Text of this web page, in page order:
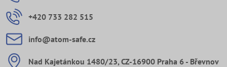
+420 733 282 515
info​@atom-safe​.cz
Nad Kajetánkou 1480/23, CZ-16900 Praha 6 - Břevnov